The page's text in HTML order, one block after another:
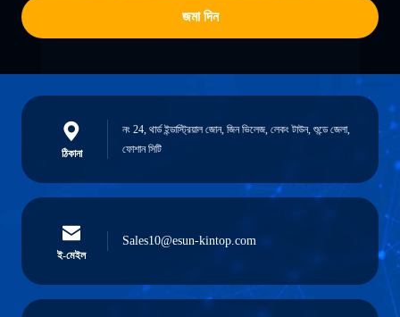
জমা দিন
ঠিকানা
নং 24, থার্ড ইন্ডাস্ট্রিয়াল জোন, জিন ভিলেজ, লেকং টাউন, শুন্ডে জেলা,
ফোশান সিটি
ই-মেইল
Sales10@esun-kintop.com